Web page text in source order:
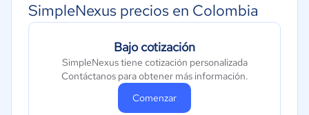
SimpleNexus precios en Colombia
Bajo cotización
SimpleNexus tiene cotización personalizada
Contáctanos para obtener más información.
Comenzar